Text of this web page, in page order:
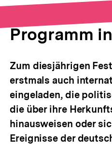
Programm
Zum diesjährigen
erstmals auch
eingeladen, die
die über ihre
hinausweisen oder
Ereignisse der